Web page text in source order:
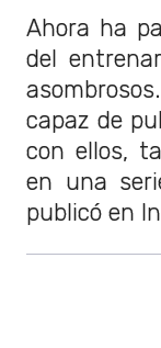
Ahora ha
del
capaz de
con ellos,
en una
publicó en